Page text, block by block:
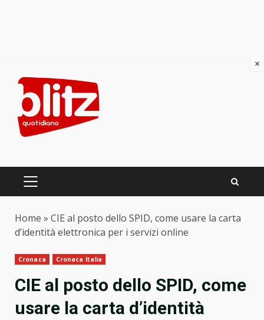
content
PRIMARY
Home » CIE al posto dello SPID, come usare la carta
d’identità elettronica per i servizi online
Cronaca Cronaca Italia
CIE al posto dello SPID, come
usare la carta d’identità
×